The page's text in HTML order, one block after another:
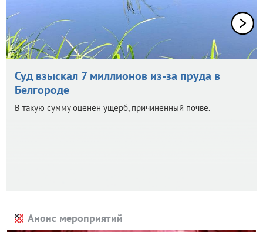
Суд взыскал 7 миллионов из-за пруда в
Белгороде
В такую сумму оценен ущерб, причиненный почве.
Анонс мероприятий